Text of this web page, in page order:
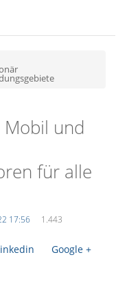
und
für alle
17:56 1.443
Google +